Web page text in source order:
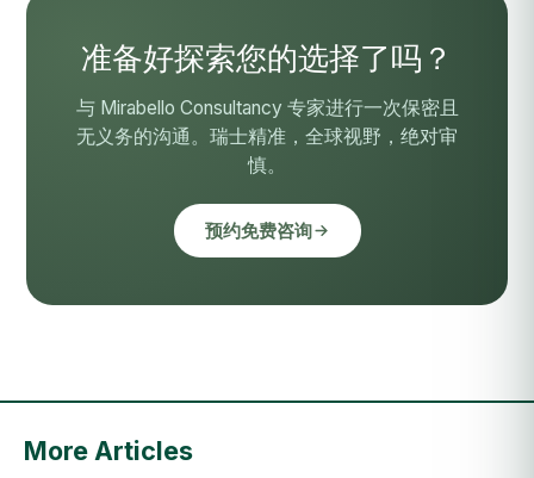
准备好探索您的选择了吗？
与 Mirabello Consultancy 专家进行一次保密且
无义务的沟通。瑞士精准，全球视野，绝对审
慎。
预约免费咨询
More Articles